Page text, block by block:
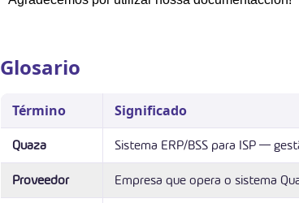
Glosario
Término Significado
Quaza Sistema ERP/BSS para ISP —
Proveedor Empresa que opera o sistema